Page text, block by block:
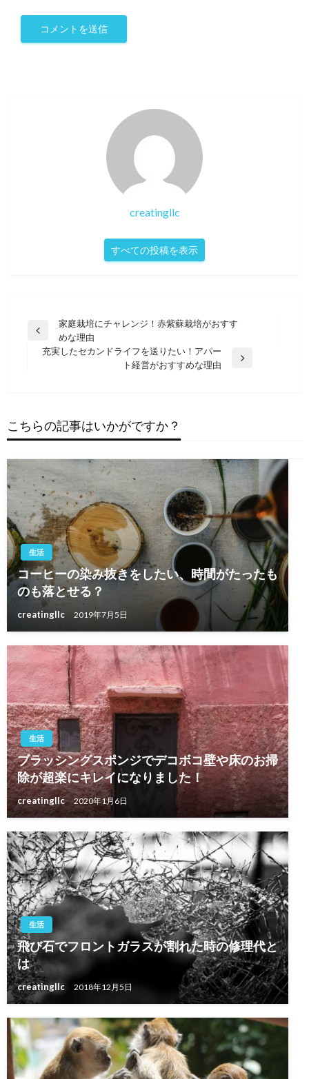
creatingllc
すべての投稿を表示
投
ー
シ
ョ
ン
家庭栽培にチャレンジ！赤紫蘇栽培がおすす
めな理由
充実したセカンドライフを送りたい！アパー
ト経営がおすすめな理由
こちらの記事はいかがですか？
生活
コーヒーの染み抜きをしたい、時間がたったも
のも落とせる？
creatingllc 2019年7月5日
生活
ブラッシングスポンジでデコボコ壁や床のお掃
除が超楽にキレイになりました！
creatingllc 2020年1月6日
生活
飛び石でフロントガラスが割れた時の修理代と
は
creatingllc 2018年12月5日